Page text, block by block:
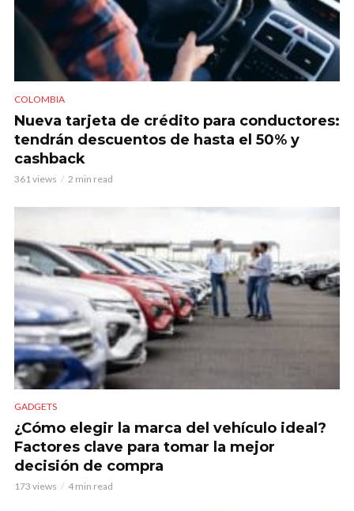
COLOMBIA
Nueva tarjeta de crédito para conductores:
tendrán descuentos de hasta el 50% y
cashback
361 views 2 min read
GADGETS
¿Cómo elegir la marca del vehículo ideal?
Factores clave para tomar la mejor
decisión de compra
173 views 4 min read